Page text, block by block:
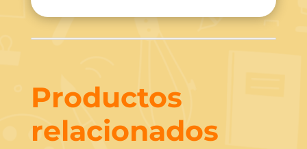
Productos
relacionados